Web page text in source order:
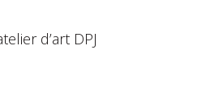
d’art DPJ